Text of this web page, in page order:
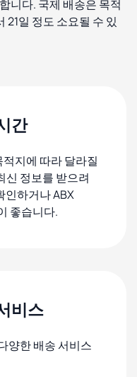
니다. 국제 배송은 목적
21일 정도 소요될 수 있
간
지에 따라 달라질
신 정보를 받으려
인하거나 ABX
좋습니다.
비스
양한 배송 서비스